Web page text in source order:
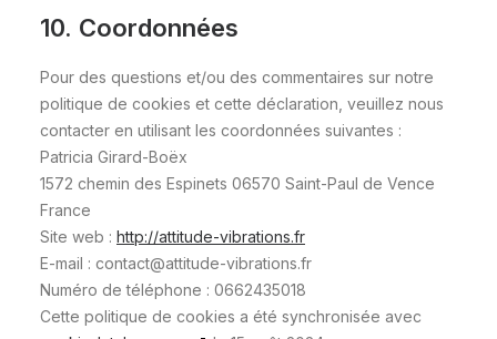
10. Coordonnées
Pour des questions et/ou des commentaires sur notre
politique de cookies et cette déclaration, veuillez nous
contacter en utilisant les coordonnées suivantes :
Patricia Girard-Boëx
1572 chemin des Espinets 06570 Saint-Paul de Vence
France
Site web : http://attitude-vibrations.fr
E-mail : contact@attitude-vibrations.fr
Numéro de téléphone : 0662435018
Cette politique de cookies a été synchronisée avec